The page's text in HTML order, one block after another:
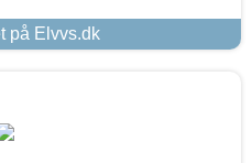
på Elvvs.dk